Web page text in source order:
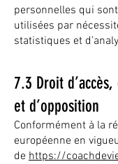
personnelles qui
utilisées par
statistiques et
7.3 Droit
et d’opposition
Conformément à la
européenne en
de https://